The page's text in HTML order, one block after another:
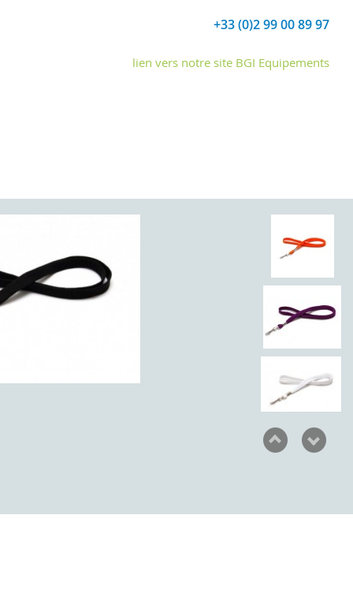
+33 (0)2 99 00 89 97
lien vers notre site BGI Equipements